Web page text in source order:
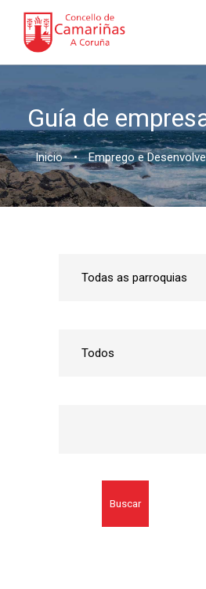
Guía de
Inicio • Emprego e
Buscar